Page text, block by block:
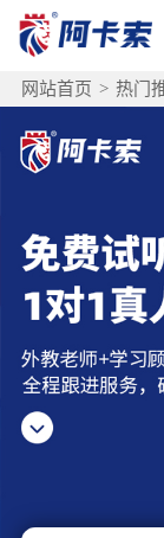
网站首页 > 热门